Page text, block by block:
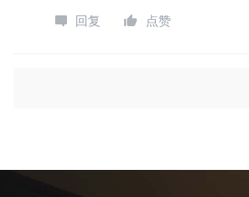
回复
点赞